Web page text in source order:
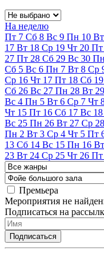
На неделю
Пт 7 Сб 8 Вс 9 Пн 10 Вт
17 Вт 18 Ср 19 Чт 20 Пт
27 Пт 28 Сб 29 Вс 30 Пн
Сб 5 Вс 6 Пн 7 Вт 8 Ср
Ср 16 Чт 17 Пт 18 Сб 19
Сб 26 Вс 27 Пн 28 Вт 29
Вс 4 Пн 5 Вт 6 Ср 7 Чт
Чт 15 Пт 16 Сб 17 Вс 18
Вс 25 Пн 26 Вт 27 Ср 28
Пн 2 Вт 3 Ср 4 Чт 5 Пт
13 Сб 14 Вс 15 Пн 16 Вт
23 Вт 24 Ср 25 Чт 26 Пт
Премьера
Мероприятия не
Подписаться на